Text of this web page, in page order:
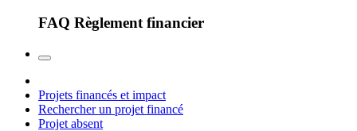
FAQ Règlement financier
Projets financés et impact
Rechercher un projet financé
Projet absent